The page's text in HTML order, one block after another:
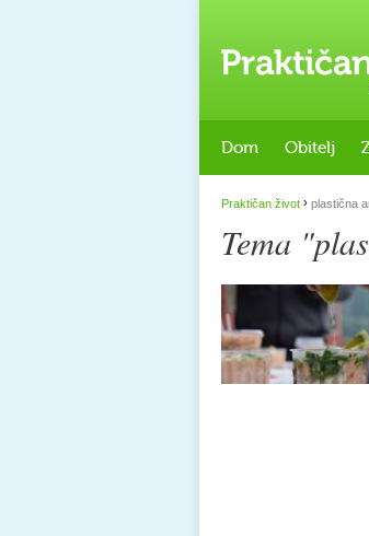
Dom Obitelj
Praktičan život › plastična
Tema